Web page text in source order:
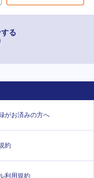
る
がお済みの方へ
約
利用規約